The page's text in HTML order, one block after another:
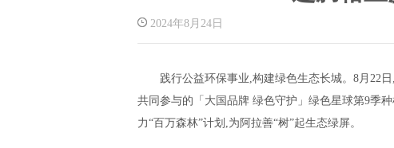
2024年8月24日
践行公益环保事业,构建绿色生态长城。8月22
共同参与的「大国品牌 绿色守护」绿色星球第9季
力“百万森林”计划,为阿拉善“树”起生态绿屏。